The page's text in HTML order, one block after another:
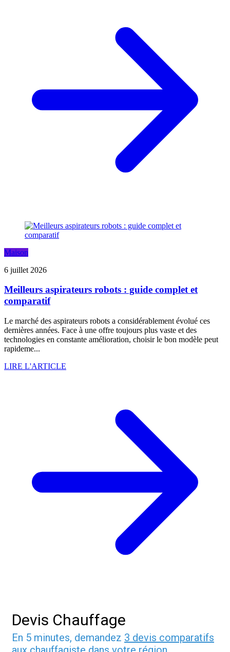
Maison
6 juillet 2026
Meilleurs aspirateurs robots : guide complet et
comparatif
Le marché des aspirateurs robots a considérablement évolué ces
dernières années. Face à une offre toujours plus vaste et des
technologies en constante amélioration, choisir le bon modèle peut
rapideme...
LIRE L'ARTICLE
Devis Chauffage
En 5 minutes, demandez 3 devis comparatifs